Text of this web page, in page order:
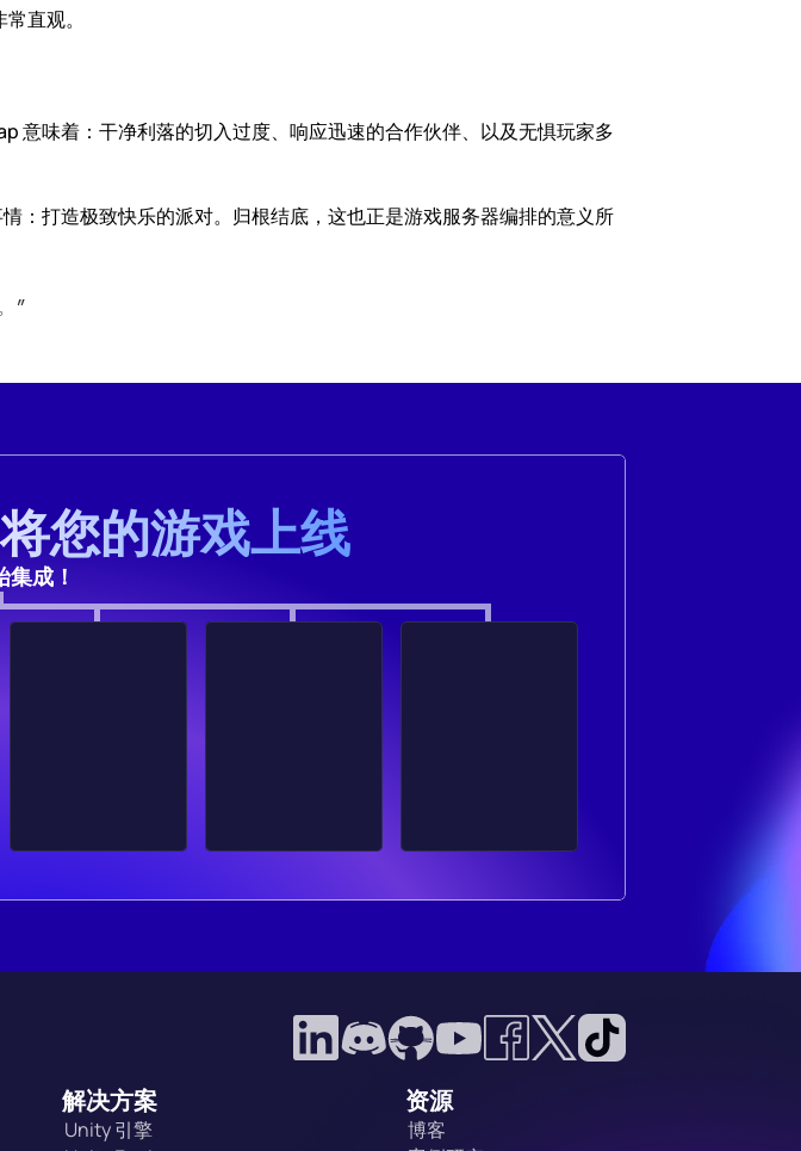
直观。
意味着：干净利落的切入过度、响应迅速的合作伙伴、以及无惧玩家多
：打造极致快乐的派对。归根结底，这也正是游戏服务器编排的意义所
”
您的游戏上线
成！
解决方案
Unity 引擎
资源
博客